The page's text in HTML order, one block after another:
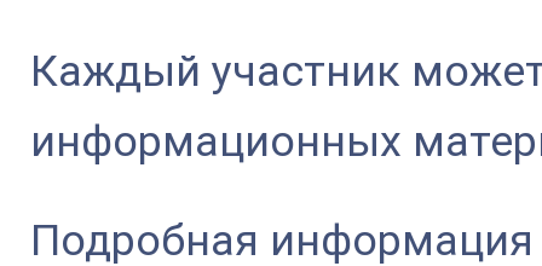
Каждый участник
информационных
Подробная